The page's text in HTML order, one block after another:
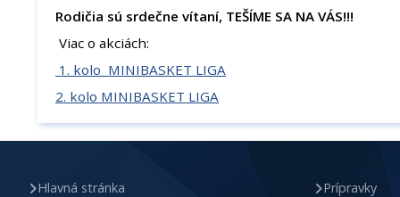
Rodičia sú srdečne vítaní, TEŠÍME SA NA VÁS!!!
Viac o akciách:
1. kolo MINIBASKET LIGA
2. kolo MINIBASKET LIGA
Hlavná stránka
Prípravky